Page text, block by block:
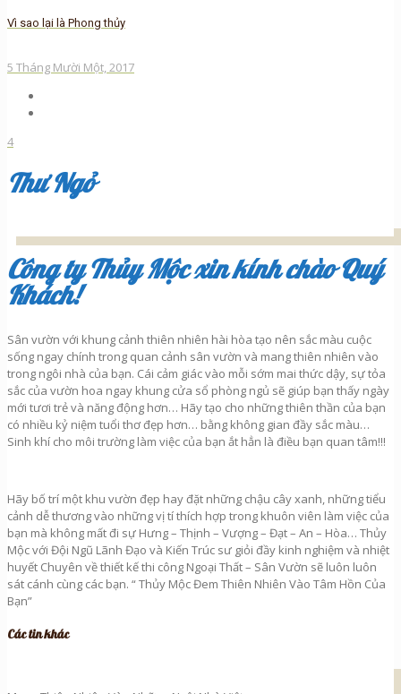
Vì sao lại là Phong thủy
5 Tháng Mười Một, 2017
4
Thư Ngỏ
Công ty Thủy Mộc xin kính chào Quý
Khách!
Sân vườn với khung cảnh thiên nhiên hài hòa tạo nên sắc màu cuộc
sống ngay chính trong quan cảnh sân vườn và mang thiên nhiên vào
trong ngôi nhà của bạn. Cái cảm giác vào mỗi sớm mai thức dậy, sự tỏa
sắc của vườn hoa ngay khung cửa sổ phòng ngủ sẽ giúp bạn thấy ngày
mới tươi trẻ và năng động hơn… Hãy tạo cho những thiên thần của bạn
có nhiều kỷ niệm tuổi thơ đẹp hơn… bằng không gian đầy sắc màu…
Sinh khí cho môi trường làm việc của bạn ắt hẳn là điều bạn quan tâm!!!
Hãy bố trí một khu vườn đẹp hay đặt những chậu cây xanh, những tiểu
cảnh dễ thương vào những vị tí thích hợp trong khuôn viên làm việc của
bạn mà không mất đi sự Hưng – Thịnh – Vượng – Đạt – An – Hòa… Thủy
Mộc với Đội Ngũ Lãnh Đạo và Kiến Trúc sư giỏi đầy kinh nghiệm và nhiệt
huyết Chuyên về thiết kế thi công Ngoại Thất – Sân Vườn sẽ luôn luôn
sát cánh cùng các bạn. “ Thủy Mộc Đem Thiên Nhiên Vào Tâm Hồn Của
Bạn”
Các tin khác